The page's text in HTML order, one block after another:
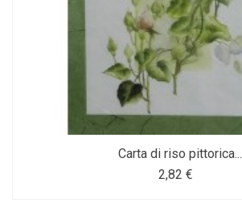
Carta di riso pittorica...
2,82 €